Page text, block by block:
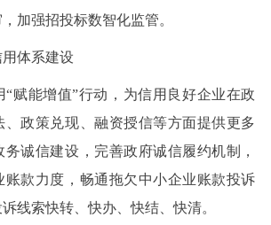
加强招投标数智化监管。
体系建设
能增值”行动，为信用良好企业在政
、政策兑现、融资授信等方面提供更多
诚信建设，完善政府诚信履约机制，
账款力度，畅通拖欠中小企业账款投诉
线索快转、快办、快结、快清。